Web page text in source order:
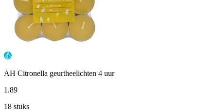
AH Citronella geurtheelichten 4 uur
1 .89
18 stuks